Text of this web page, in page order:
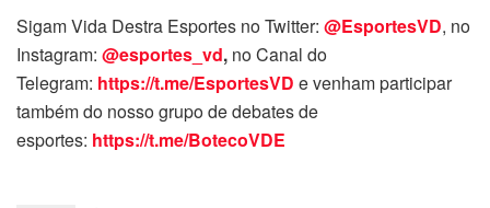
Sigam Vida Destra Esportes no Twitter: @EsportesVD, no
Instagram: @esportes_vd, no Canal do
Telegram: https://t.me/EsportesVD e venham participar
também do nosso grupo de debates de
esportes: https://t.me/BotecoVDE